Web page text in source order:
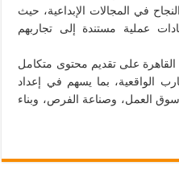
في المجالات الإبداعية، حيث
عملية مستندة إلى تجاربهم
على تقديم محتوى متكامل
الواقعية، بما يسهم في إعداد
العمل، وصناعة الفرص، وبناء